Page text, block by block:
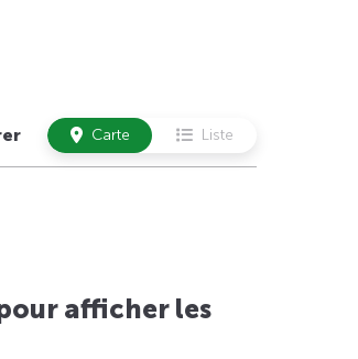
Carte Liste
afficher les